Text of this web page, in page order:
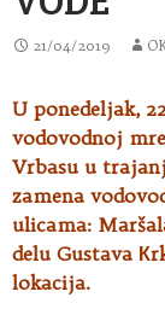
21/04/2019
U ponedeljak,
vodovodnoj
Vrbasu u
zamena
ulicama:
delu Gustava
lokacija.